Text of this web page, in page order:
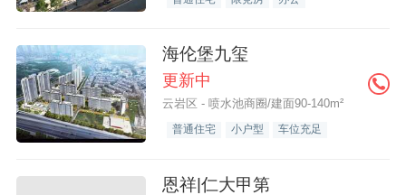
海伦堡九玺
更新中
云岩区 - 喷水池商圈/建面90-140m²
普通住宅 小户型 车位充足
恩祥|仁大甲第